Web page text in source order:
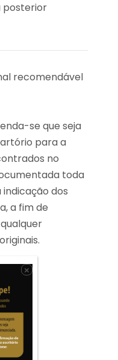
posterior
recomendável
se que seja
para a
no
toda
dos
a fim de
×